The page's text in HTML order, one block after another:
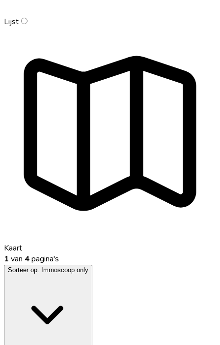
Lijst
Kaart
1 van 4pagina's
Sorteer op: Immoscoop only